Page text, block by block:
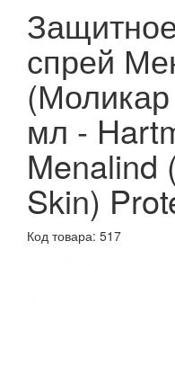
спрей
мл -
Menalind
Skin)
Код товара: 517